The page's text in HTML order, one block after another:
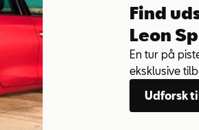
Find
Leon
En tur på
eksklusive
Udforsk